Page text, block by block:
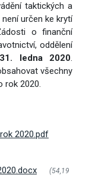
taktických a
určen ke krytí
o finanční
oddělení
ledna 2020.
všechny
rok 2020.
2020.pdf
(54,19